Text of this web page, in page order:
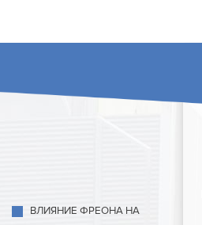
ВЛИЯНИЕ ФРЕОНА НА